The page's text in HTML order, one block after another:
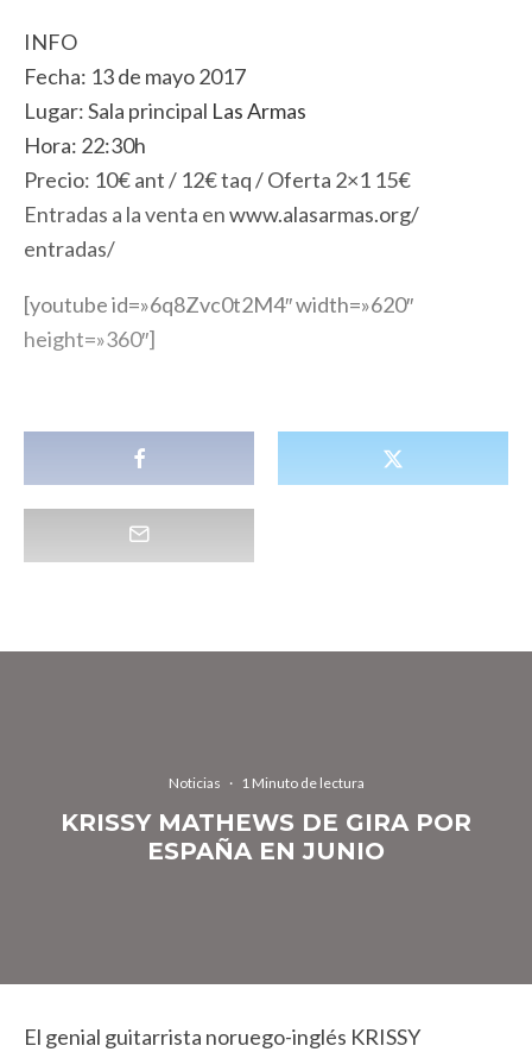
INFO
Fecha: 13 de mayo 2017
Lugar: Sala principal Las Armas
Hora: 22:30h
Precio: 10€ ant / 12€ taq / Oferta 2×1 15€
Entradas a la venta enwww.alasarmas.org/
entradas/
[youtube id=»6q8Zvc0t2M4″ width=»620″
height=»360″]
Noticias · 1 Minuto de lectura
KRISSY MATHEWS DE GIRA POR
ESPAÑA EN JUNIO
El genial guitarrista noruego-inglés KRISSY